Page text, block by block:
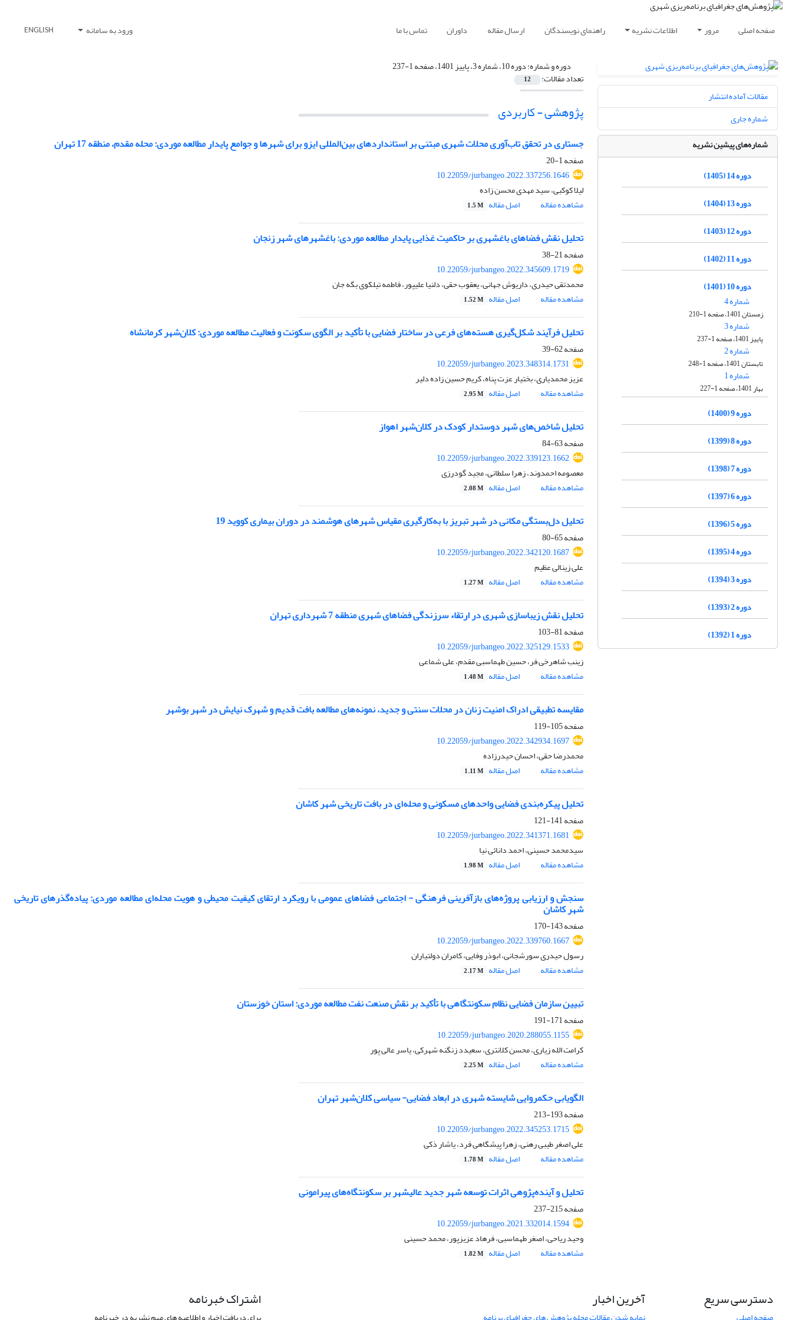
صفحه اصلی مرور اطلاعات نشریه راهنمای نویسندگان ارسال مقاله داوران تماس با ما ورود به سامانه ENGLISH
دوره و شماره:دوره 10، شماره 3، پاییز 1401، صفحه 1-237
تعداد مقالات: 12
پژوهشی - کاربردی
جستاری در تحقق تاب‌آوری محلات شهری مبتنی بر استانداردهای بین‌المللی ایزو برای شهرها و جوامع پایدار مطالعه موردی: محله مقدم، منطقه 17 تهران
صفحه1-20
10.22059/jurbangeo.2022.337256.1646
لیلا کوکبی، سید مهدی محسن زاده
مشاهده مقاله
اصل مقاله 1.5 M
تحلیل نقش فضاهای باغشهری بر حاکمیت غذایی پایدار مطالعه موردی: باغشهرهای شهر زنجان
صفحه21-38
10.22059/jurbangeo.2022.345609.1719
محمدتقی حیدری، داریوش جهانی، یعقوب حقی، دلنیا علیپور، فاطمه تیلکوی بگه جان
مشاهده مقاله
اصل مقاله 1.52 M
تحلیل فرآیند شکل‌گیری هسته‌های فرعی در ساختار فضایی با تأکید بر الگوی سکونت و فعالیت مطالعه موردی: کلان‌شهر کرمانشاه
صفحه62-39
10.22059/jurbangeo.2023.348314.1731
عزیز محمدیاری، بختیار عزت پناه، کریم حسین زاده دلیر
مشاهده مقاله
اصل مقاله 2.95 M
تحلیل شاخص‌های شهر دوستدار کودک در کلان‌شهر اهواز
صفحه63-84
10.22059/jurbangeo.2022.339123.1662
معصومه احمدوند، زهرا سلطانی، مجید گودرزی
مشاهده مقاله
اصل مقاله 2.08 M
تحلیل دل‌بستگی مکانی در شهر تبریز با به‌کارگیری مقیاس شهرهای هوشمند در دوران بیماری کووید 19
صفحه65-80
10.22059/jurbangeo.2022.342120.1687
علی زینالی عظیم
مشاهده مقاله
اصل مقاله 1.27 M
تحلیل نقش زیباسازی شهری در ارتقاء سرزندگی فضاهای شهری منطقه 7 شهرداری تهران
صفحه81-103
10.22059/jurbangeo.2022.325129.1533
زینب شاهرخی فر، حسین طهماسبی مقدم، علی شماعی
مشاهده مقاله
اصل مقاله 1.48 M
مقایسه تطبیقی ادراک امنیت زنان در محلات سنتی و جدید، نمونه‌های مطالعه بافت قدیم و شهرک نیایش در شهر بوشهر
صفحه105-119
10.22059/jurbangeo.2022.342934.1697
محمدرضا حقی، احسان حیدرزاده
مشاهده مقاله
اصل مقاله 1.11 M
تحلیل پیکره‌بندی فضایی واحدهای مسکونی و محله‌ای در بافت تاریخی شهر کاشان
صفحه141-121
10.22059/jurbangeo.2022.341371.1681
سیدمحمد حسینی، احمد دانائی نیا
مشاهده مقاله
اصل مقاله 1.98 M
سنجش و ارزیابی پروژه‌های بازآفرینی فرهنگی - اجتماعی فضاهای عمومی با رویکرد ارتقای کیفیت محیطی و هویت محله‌ای مطالعه موردی: پیاده‌گذرهای تاریخی
شهر کاشان
صفحه143-170
10.22059/jurbangeo.2022.339760.1667
رسول حیدری سورشجانی، ابوذر وفایی، کامران دولتیاران
مشاهده مقاله
اصل مقاله 2.17 M
تبیین سازمان فضایی نظام سکونتگاهی با تأکید بر نقش صنعت نفت مطالعه موردی: استان خوزستان
صفحه171-191
10.22059/jurbangeo.2020.288055.1155
کرامت الله زیاری، محسن کلانتری، سعیدد زنگنه شهرکی، یاسر عالی پور
مشاهده مقاله
اصل مقاله 2.25 M
الگویابی حکمروایی شایسته شهری در ابعاد فضایی- سیاسی کلان‌شهر تهران
صفحه193-213
10.22059/jurbangeo.2022.345253.1715
علی اصغر طیبی رهنی، زهرا پیشگاهی فرد، یاشار ذکی
مشاهده مقاله
اصل مقاله 1.78 M
تحلیل و آینده‌پژوهی اثرات توسعه شهر جدید عالیشهر بر سکونتگاه‌های پیرامونی
صفحه215-237
10.22059/jurbangeo.2021.332014.1594
وحید ریاحی، اصغر طهماسبی، فرهاد عزیزپور، محمد حسینی
مشاهده مقاله
اصل مقاله 1.82 M
مقالات آماده انتشار
شماره جاری
شماره‌های پیشین نشریه
دوره 14 (1405)
دوره 13 (1404)
دوره 12 (1403)
دوره 11 (1402)
دوره 10 (1401)
شماره 4
زمستان 1401، صفحه 1-210
شماره 3
پاییز 1401، صفحه 1-237
شماره 2
تابستان 1401، صفحه 1-248
شماره 1
بهار 1401، صفحه 1-227
دوره 9 (1400)
دوره 8 (1399)
دوره 7 (1398)
دوره 6 (1397)
دوره 5 (1396)
دوره 4 (1395)
دوره 3 (1394)
دوره 2 (1393)
دوره 1 (1392)
دسترسی سریع آخرین اخبار اشتراک خبرنامه